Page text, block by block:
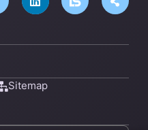
Sitemap